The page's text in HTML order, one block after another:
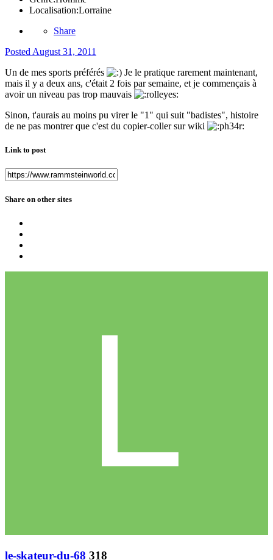
Localisation:Lorraine
Share
Posted August 31, 2011
Un de mes sports préférés
Je le pratique rarement maintenant,
mais il y a deux ans, c'était 2 fois par semaine, et je commençais à
avoir un niveau pas trop mauvais
Sinon, t'aurais au moins pu virer le "1" qui suit "badistes", histoire
de ne pas montrer que c'est du copier-coller sur wiki
Link to post
Share on other sites
le-skateur-du-68 318